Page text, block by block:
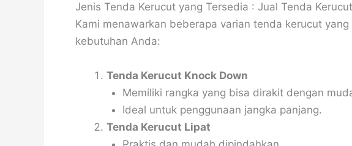
Jenis Tenda Kerucut yang Tersedia : Jual Tenda
Kami menawarkan beberapa varian tenda kerucut
kebutuhan Anda:
Tenda Kerucut Knock Down
Memiliki rangka yang bisa dirakit dengan
Ideal untuk penggunaan jangka panjang.
Tenda Kerucut Lipat